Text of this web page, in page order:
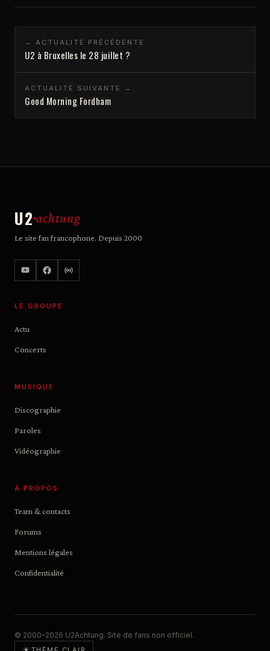
← ACTUALITÉ PRÉCÉDENTE
U2 à Bruxelles le 28 juillet ?
ACTUALITÉ SUIVANTE →
Good Morning Fordham
U2 achtung
Le site fan francophone. Depuis 2000
LE GROUPE
Actu
Concerts
MUSIQUE
Discographie
Paroles
Vidéographie
À PROPOS
Team & contacts
Forums
Mentions légales
Confidentialité
© 2000–2026 U2Achtung. Site de fans non officiel.